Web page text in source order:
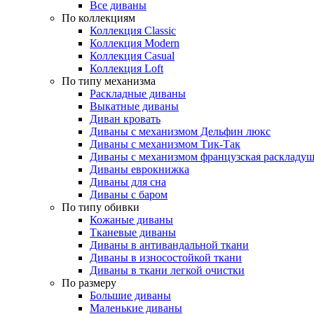
Все диваны
По коллекциям
Коллекция Classic
Коллекция Modern
Коллекция Casual
Коллекция Loft
По типу механизма
Раскладные диваны
Выкатные диваны
Диван кровать
Диваны с механизмом Дельфин люкс
Диваны с механизмом Тик-Так
Диваны с механизмом французская
Диваны еврокнижка
Диваны для сна
Диваны с баром
По типу обивки
Кожаные диваны
Тканевые диваны
Диваны в антивандальной ткани
Диваны в износостойкой ткани
Диваны в ткани легкой очистки
По размеру
Большие диваны
Маленькие диваны